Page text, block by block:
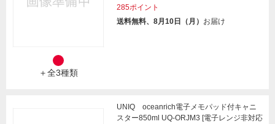
＋全3種類
285ポイント
送料無料、8月10日（月） お届け
UNIQ oceanrich電子メモパッド付キャニ
スター850ml UQ-ORJM3 [電子レンジ非対応